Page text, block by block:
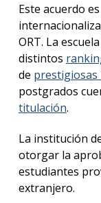
Este acuerdo
ORT. La
distintos
de
postgrados
titulación.
La institución
otorgar la
estudiantes
extranjero.